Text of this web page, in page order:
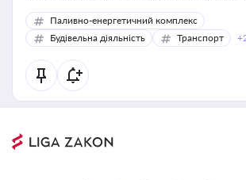
Паливно-енергетичний комплекс
Будівельна діяльність
Транспорт